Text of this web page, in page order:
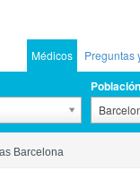
Médicos Preguntas
Población
Barcelona